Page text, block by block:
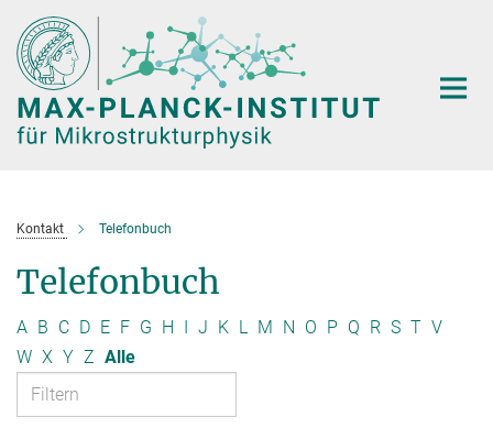
Hauptinhalt
Kontakt Telefonbuch
Telefonbuch
A B C D E F G H I J K L M N O P Q R S T V
W X Y Z Alle